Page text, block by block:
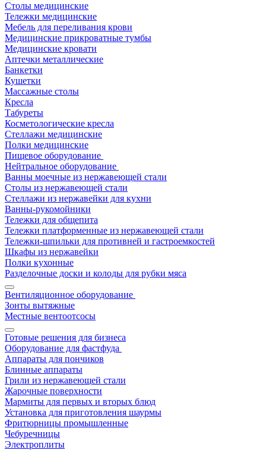
Столы медицинские
Тележки медицинские
Мебель для переливания крови
Медицинские прикроватные тумбы
Медицинские кровати
Аптечки металлические
Банкетки
Кушетки
Массажные столы
Кресла
Табуреты
Косметологические кресла
Стеллажи медицинские
Полки медицинские
Пищевое оборудование
Нейтральное оборудование
Ванны моечные из нержавеющей стали
Столы из нержавеющей стали
Стеллажи из нержавейки для кухни
Ванны-рукомойники
Тележки для общепита
Тележки платформенные из нержавеющей стали
Тележки-шпильки для противней и гастроемкостей
Шкафы из нержавейки
Полки кухонные
Разделочные доски и колоды для рубки мяса
Вентиляционное оборудование
Зонты вытяжные
Местные вентоотсосы
Готовые решения для бизнеса
Оборудование для фастфуда
Аппараты для пончиков
Блинные аппараты
Грили из нержавеющей стали
Жарочные поверхности
Мармиты для первых и вторых блюд
Установка для приготовления шаурмы
Фритюрницы промышленные
Чебуречницы
Электроплиты